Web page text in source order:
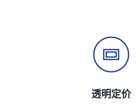
透明定价